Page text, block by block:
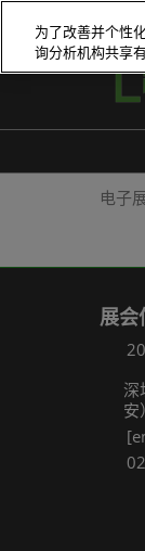
接
跳
容
电子
展会
深
安）
为了改善并个性
询分析机构共享